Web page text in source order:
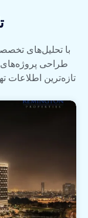
با تحلیل‌های
طراحی
تازه‌ترین اطلاعات